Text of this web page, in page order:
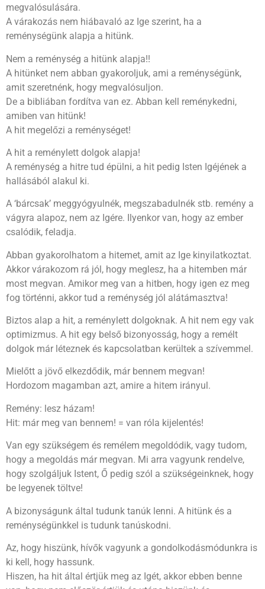
megvalósulására.
A várakozás nem hiábavaló az Ige szerint, ha a
reménységünk alapja a hitünk.
Nem a reménység a hitünk alapja!!
A hitünket nem abban gyakoroljuk, ami a reménységünk,
amit szeretnénk, hogy megvalósuljon.
De a bibliában fordítva van ez. Abban kell reménykedni,
amiben van hitünk!
A hit megelőzi a reménységet!
A hit a reménylett dolgok alapja!
A reménység a hitre tud épülni, a hit pedig Isten Igéjének a
hallásából alakul ki.
A ‘bárcsak’ meggyógyulnék, megszabadulnék stb. remény a
vágyra alapoz, nem az Igére. Ilyenkor van, hogy az ember
csalódik, feladja.
Abban gyakorolhatom a hitemet, amit az Ige kinyilatkoztat.
Akkor várakozom rá jól, hogy meglesz, ha a hitemben már
most megvan. Amikor meg van a hitben, hogy igen ez meg
fog történni, akkor tud a reménység jól alátámasztva!
Biztos alap a hit, a reménylett dolgoknak. A hit nem egy vak
optimizmus. A hit egy belső bizonyosság, hogy a remélt
dolgok már léteznek és kapcsolatban kerültek a szívemmel.
Mielőtt a jövő elkezdődik, már bennem megvan!
Hordozom magamban azt, amire a hitem irányul.
Remény: lesz házam!
Hit: már meg van bennem! = van róla kijelentés!
Van egy szükségem és remélem megoldódik, vagy tudom,
hogy a megoldás már megvan. Mi arra vagyunk rendelve,
hogy szolgáljuk Istent, Ő pedig szól a szükségeinknek, hogy
be legyenek töltve!
A bizonyságunk által tudunk tanúk lenni. A hitünk és a
reménységünkkel is tudunk tanúskodni.
Az, hogy hiszünk, hívők vagyunk a gondolkodásmódunkra is
ki kell, hogy hassunk.
Hiszen, ha hit által értjük meg az Igét, akkor ebben benne